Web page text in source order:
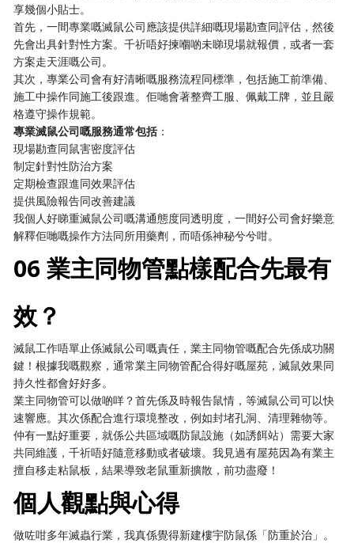
享幾個小貼士。
首先，一間專業嘅滅鼠公司應該提供詳細嘅現場勘查同評估，然後
先會出具針對性方案。千祈唔好揀嗰啲未睇現場就報價，或者一套
方案走天涯嘅公司。
其次，專業公司會有好清晰嘅服務流程同標準，包括施工前準備、
施工中操作同施工後跟進。佢哋會著整齊工服、佩戴工牌，並且嚴
格遵守操作規範。
專業滅鼠公司嘅服務通常包括：
現場勘查同鼠害密度評估
制定針對性防治方案
定期檢查跟進同效果評估
提供風險報告同改善建議
我個人好睇重滅鼠公司嘅溝通態度同透明度，一間好公司會好樂意
解釋佢哋嘅操作方法同所用藥劑，而唔係神秘兮兮咁。
06 業主同物管點樣配合先最有
效？
滅鼠工作唔單止係滅鼠公司嘅責任，業主同物管嘅配合先係成功關
鍵！根據我嘅觀察，通常業主同物管配合得好嘅屋苑，滅鼠效果同
持久性都會好好多。
業主同物管可以做啲咩？首先係及時報告鼠情，等滅鼠公司可以快
速響應。其次係配合進行環境整改，例如封堵孔洞、清理雜物等。
仲有一點好重要，就係公共區域嘅防鼠設施（如誘餌站）需要大家
共同維護，千祈唔好隨意移動或者破壞。我見過有屋苑因為有業主
擅自移走粘鼠板，結果導致老鼠重新擴散，前功盡廢！
個人觀點與心得
做咗咁多年滅蟲行業，我真係覺得新建樓宇防鼠係「防重於治」。